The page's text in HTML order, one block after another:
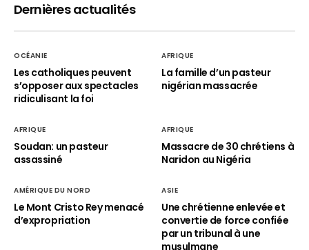
Dernières actualités
OCÉANIE
Les catholiques peuvent
s’opposer aux spectacles
ridiculisant la foi
AFRIQUE
La famille d’un pasteur
nigérian massacrée
AFRIQUE
Soudan: un pasteur
assassiné
AFRIQUE
Massacre de 30 chrétiens à
Naridon au Nigéria
AMÉRIQUE DU NORD
Le Mont Cristo Rey menacé
d’expropriation
ASIE
Une chrétienne enlevée et
convertie de force confiée
par un tribunal à une
musulmane